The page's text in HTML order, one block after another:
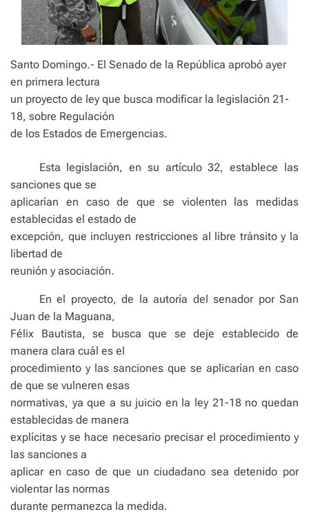
Santo Domingo.- El Senado de la República aprobó ayer
en primera lectura
un proyecto de ley que busca modificar la legislación 21-
18, sobre Regulación
de los Estados de Emergencias.
Esta legislación, en su artículo 32, establece las
sanciones que se
aplicarían en caso de que se violenten las medidas
establecidas el estado de
excepción, que incluyen restricciones al libre tránsito y la
libertad de
reunión y asociación.
En el proyecto, de la autoría del senador por San
Juan de la Maguana,
Félix Bautista, se busca que se deje establecido de
manera clara cuál es el
procedimiento y las sanciones que se aplicarían en caso
de que se vulneren esas
normativas, ya que a su juicio en la ley 21-18 no quedan
establecidas de manera
explícitas y se hace necesario precisar el procedimiento y
las sanciones a
aplicar en caso de que un ciudadano sea detenido por
violentar las normas
durante permanezca la medida.